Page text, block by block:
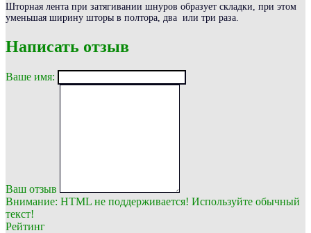
Шторная лента при затягивании шнуров образует складки, при этом
уменьшая ширину шторы в полтора, два или три раза.
Написать отзыв
Ваше имя:
Ваш отзыв
Внимание: HTML не поддерживается! Используйте обычный
текст!
Рейтинг